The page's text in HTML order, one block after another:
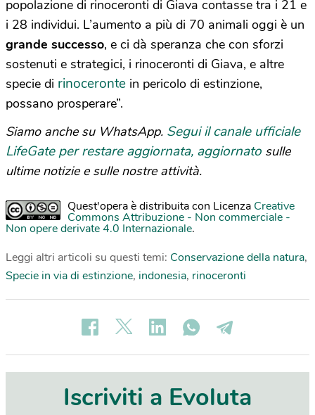
popolazione di rinoceronti di Giava contasse tra i 21 e
i 28 individui. L’aumento a più di 70 animali oggi è un
grande successo, e ci dà speranza che con sforzi
sostenuti e strategici, i rinoceronti di Giava, e altre
specie di rinoceronte in pericolo di estinzione,
possano prosperare”.
Siamo anche su WhatsApp. Segui il canale ufficiale
LifeGate per restare aggiornata, aggiornato sulle
ultime notizie e sulle nostre attività.
Quest'opera è distribuita con Licenza Creative
Commons Attribuzione - Non commerciale -
Non opere derivate 4.0 Internazionale.
Leggi altri articoli su questi temi: Conservazione della natura,
Specie in via di estinzione, indonesia, rinoceronti
Iscriviti a Evoluta